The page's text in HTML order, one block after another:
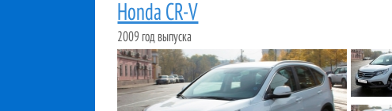
Honda CR-V
2009 год выпуска